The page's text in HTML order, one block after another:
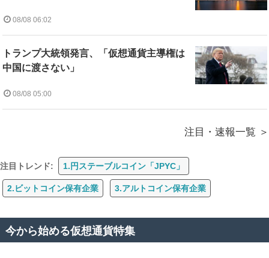
08/08 06:02
トランプ大統領発言、「仮想通貨主導権は
中国に渡さない」
08/08 05:00
注目・速報一覧
注目トレンド: 1.円ステーブルコイン「JPYC」
2.ビットコイン保有企業 3.アルトコイン保有企業
今から始める仮想通貨特集